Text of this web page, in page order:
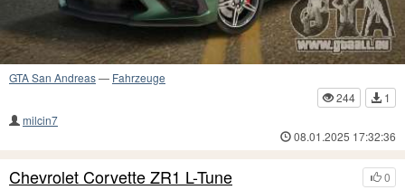
GTA San Andreas— Fahrzeuge
244
1
milcin7
08.01.2025 17:32:36
0
Chevrolet Corvette ZR1 L-Tune